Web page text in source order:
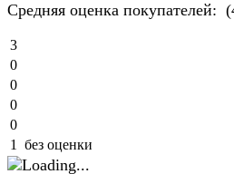
Средняя оценка покупателей:
3
0
0
0
0
1
без оценки